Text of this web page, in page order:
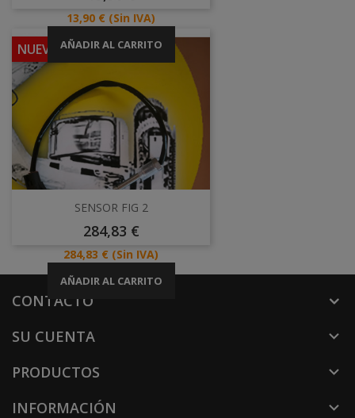
Precio
13,90 € (Sin IVA)
AÑADIR AL CARRITO
NUEVO
SENSOR FIG 2
Precio
284,83 €
Precio
284,83 € (Sin IVA)
AÑADIR AL CARRITO
CONTACTO
SU CUENTA

PRODUCTOS 
INFORMACIÓN 